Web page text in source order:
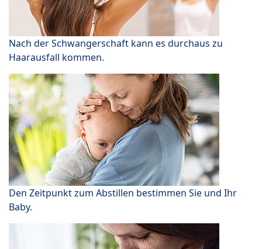
Nach der Schwangerschaft kann es durchaus zu
Haarausfall kommen.
Den Zeitpunkt zum Abstillen bestimmen Sie und Ihr
Baby.